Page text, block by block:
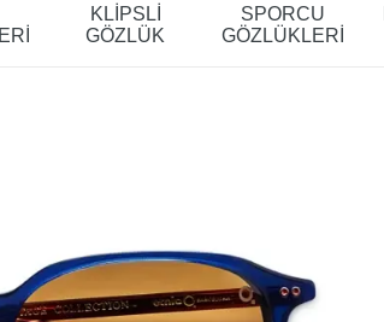
KLİPSLİ
GÖZLÜK
SPORCU
GÖZLÜKLERİ